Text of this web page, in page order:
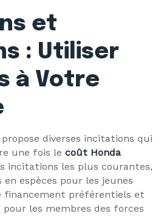
et
: Utiliser
à Votre
diverses incitations qui
une fois le coût Honda
incitations les plus courantes,
espèces pour les jeunes
financement préférentiels et
les membres des forces